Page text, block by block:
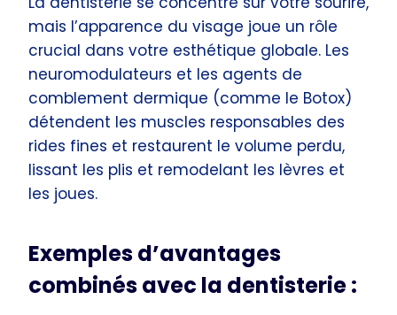
mais l’apparence du visage joue un rôle
crucial dans votre esthétique globale. Les
neuromodulateurs et les agents de
comblement dermique (comme le Botox)
détendent les muscles responsables des
rides fines et restaurent le volume perdu,
lissant les plis et remodelant les lèvres et
les joues.
Exemples d’avantages
combinés avec la dentisterie :